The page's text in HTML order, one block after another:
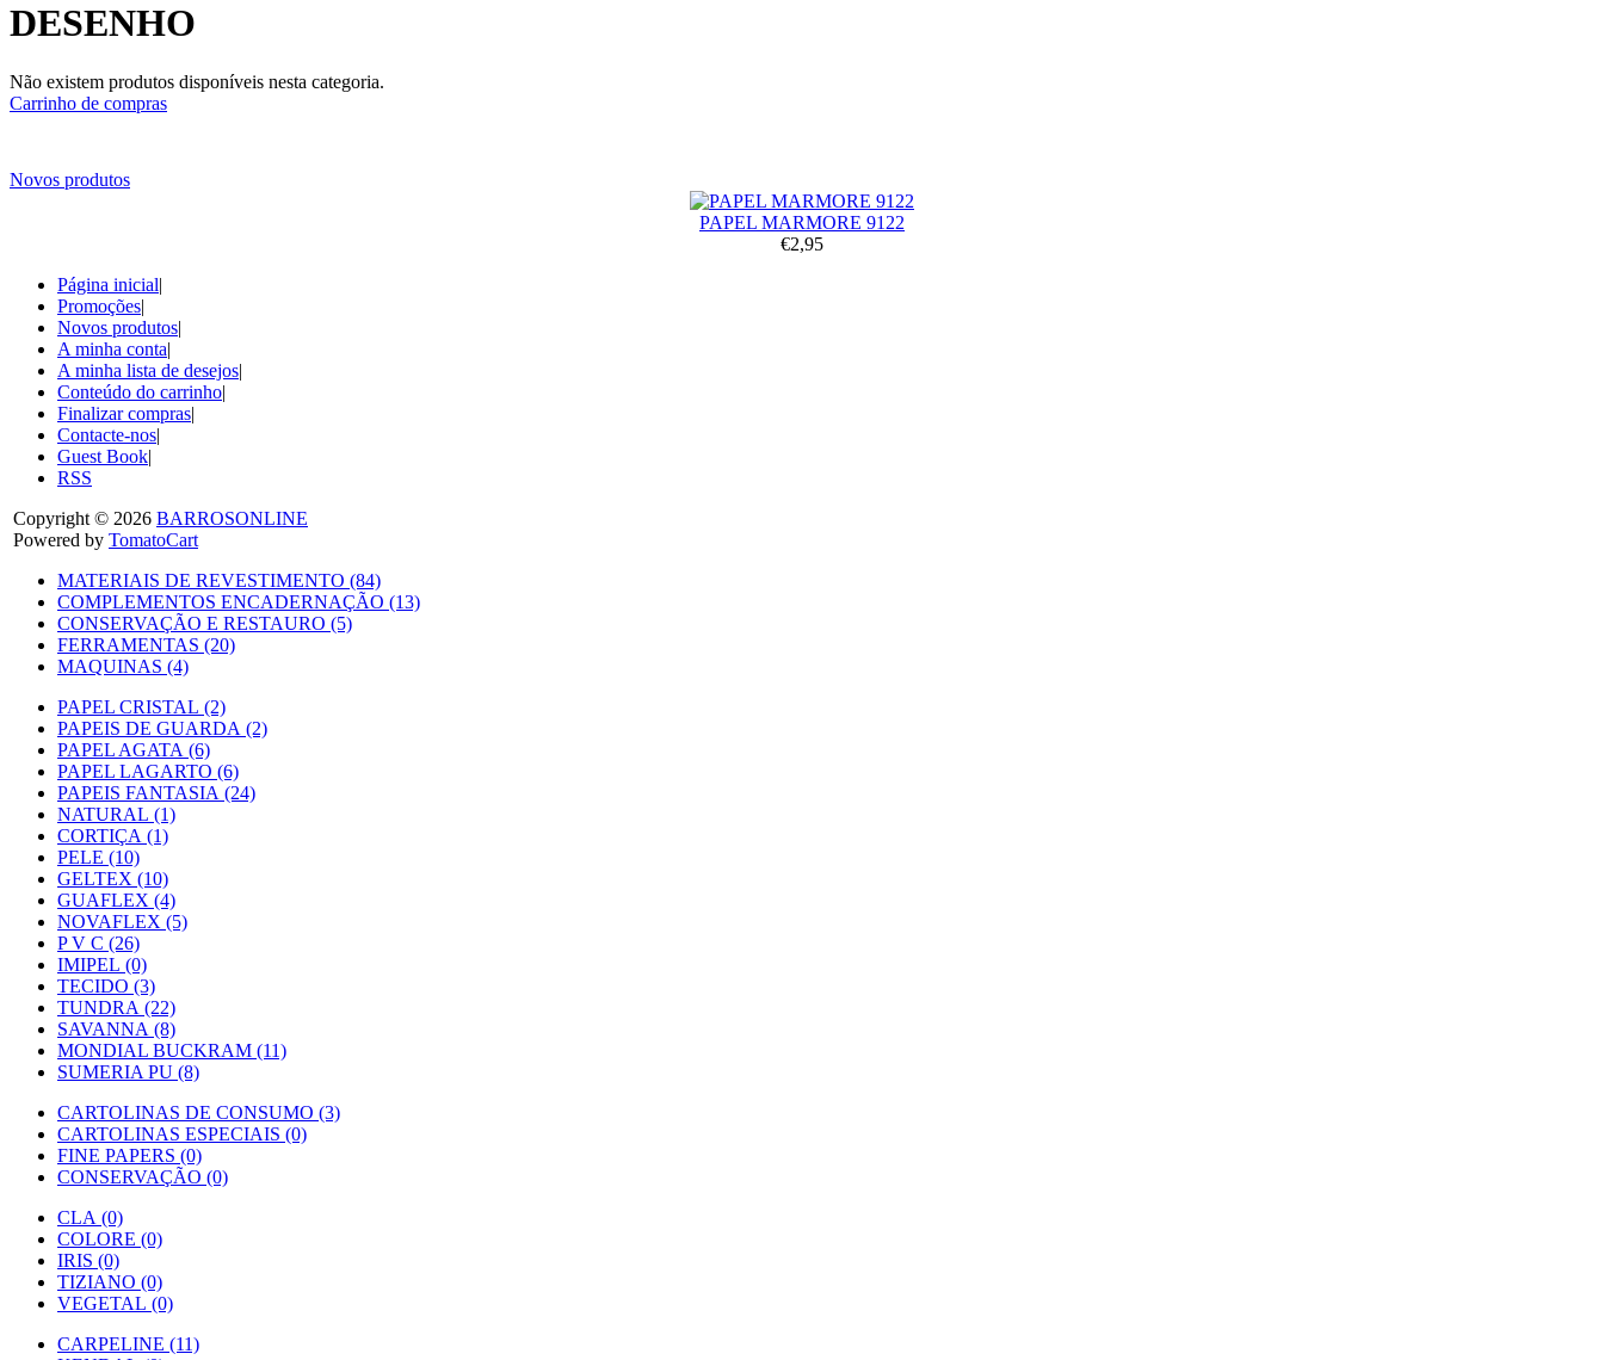
DESENHO
Não existem produtos disponíveis nesta categoria.
Carrinho de compras
Novos produtos
PAPEL MARMORE 9122
€2,95
Página inicial|
Promoções|
Novos produtos|
A minha conta|
A minha lista de desejos|
Conteúdo do carrinho|
Finalizar compras|
Contacte-nos|
Guest Book|
RSS
Copyright © 2026 BARROSONLINE
Powered by TomatoCart
MATERIAIS DE REVESTIMENTO (84)
COMPLEMENTOS ENCADERNAÇÃO (13)
CONSERVAÇÃO E RESTAURO (5)
FERRAMENTAS (20)
MAQUINAS (4)
PAPEL CRISTAL (2)
PAPEIS DE GUARDA (2)
PAPEL AGATA (6)
PAPEL LAGARTO (6)
PAPEIS FANTASIA (24)
NATURAL (1)
CORTIÇA (1)
PELE (10)
GELTEX (10)
GUAFLEX (4)
NOVAFLEX (5)
P V C (26)
IMIPEL (0)
TECIDO (3)
TUNDRA (22)
SAVANNA (8)
MONDIAL BUCKRAM (11)
SUMERIA PU (8)
CARTOLINAS DE CONSUMO (3)
CARTOLINAS ESPECIAIS (0)
FINE PAPERS (0)
CONSERVAÇÃO (0)
CLA (0)
COLORE (0)
IRIS (0)
TIZIANO (0)
VEGETAL (0)
CARPELINE (11)